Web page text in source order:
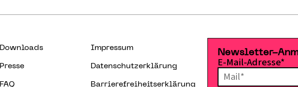
Downloads
Presse
FAQ
Impressum
Datenschutzerklärung
Barrierefreiheitserklärung
Newsletter-
E-Mail-Adresse*